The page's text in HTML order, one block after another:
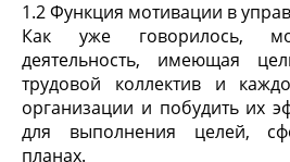
1.2 Функция мотивации в
Как уже говорилось,
деятельность, имеющая
трудовой коллектив и
организации и побудить их
для выполнения целей,
планах.